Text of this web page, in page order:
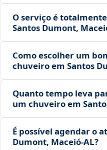
O serviço é
Santos Dumont,
Como escolher um
chuveiro em Santos
Quanto tempo leva
um chuveiro em
É possível agendar o
Dumont, Maceió‑AL?